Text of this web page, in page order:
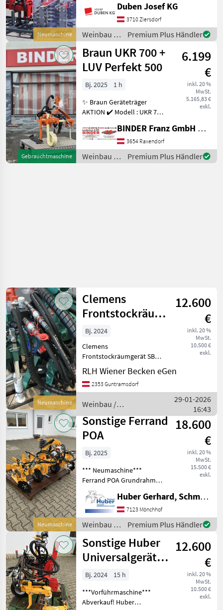
Neumaschine
und sicher von Austrieben
zu befreien. Der
Stockputzer gleitet den B
Duben Josef KG
3710 Ziersdorf
Weinbau /
Sattler
Premium Plus Händler
Gebrauchtmaschine
Braun UKR 700 +
LUV Perfekt 500
6.199
€
inkl. 20 %
MwSt.
5.165,83 €
exkl.
Bj. 2025
1 h
✨ Braun Geräteträger
AKTION ✔️ Modell : UKR 700
serienmäßiger Ausführung
✔️ Universal- Kultivator
Rahmen - UKR ✔️
Einfachrohr- Rohrlaenge
BINDER Franz GmbH & CoKG
3654 Raxendorf
Weinbau /
Braun
Premium Plus Händler
Neumaschine
Clemens
Frontstockräumgerät
SB Mono
12.600
€
inkl. 20 %
MwSt.
10.500 €
exkl.
Bj. 2024
Clemens
Frontstockräumgerät SB
einseitig, Geräterahmen SB
Mono, 2 Stützräder inkl.
Verlängerung, Tasterstab,
Scheibenpflug mit 300 mm,
elektr.
RLH Wiener Becken eGen
2353 Guntramsdorf
Weinbau /
Clemens
29-01-2026
16:43
Neumaschine
Sonstige Ferrand
POA
18.600
€
inkl. 20 %
MwSt.
15.500 €
exkl.
Bj. 2025
*** Neumaschine***
Ferrand POA Grundrahmen
1 Paar Ferrand Intercep
classic Stockräumgeräte,
inkl. Taster im Schwert,
Pendelkrümler und
Nachlaufschar hydr. Stütz
Huber Gerhard, Schmiede und Landmaschinen GmbH.
7123 Mönchhof
Weinbau /
Sonstige
Premium Plus Händler
Sonstige Huber
Universalgeräteträger
GT2
12.600
€
inkl. 20 %
MwSt.
10.500 €
exkl.
Bj. 2024
15 h
***Vorführmaschine***
Abverkauf! Huber